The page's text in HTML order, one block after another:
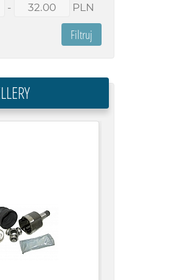
- PLN